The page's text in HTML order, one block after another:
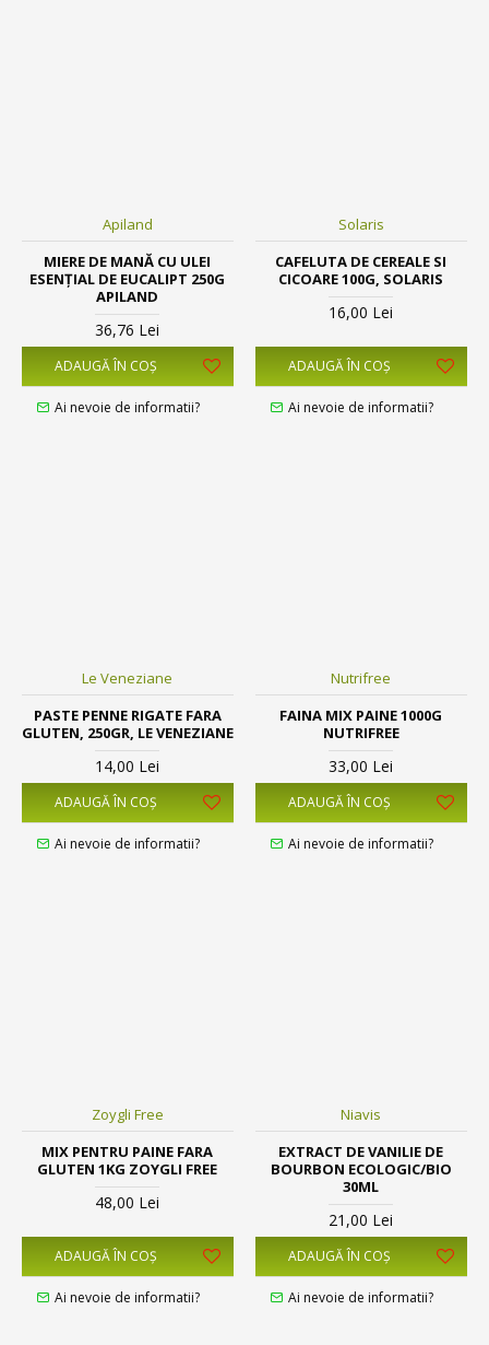
Apiland
MIERE DE MANĂ CU ULEI
ESENȚIAL DE EUCALIPT 250G
APILAND
36,76 Lei
ADAUGĂ ÎN COŞ
Ai nevoie de informatii?
Solaris
CAFELUTA DE CEREALE SI
CICOARE 100G, SOLARIS
16,00 Lei
ADAUGĂ ÎN COŞ
Ai nevoie de informatii?
Le Veneziane
PASTE PENNE RIGATE FARA
GLUTEN, 250GR, LE VENEZIANE
14,00 Lei
ADAUGĂ ÎN COŞ
Ai nevoie de informatii?
Nutrifree
FAINA MIX PAINE 1000G
NUTRIFREE
33,00 Lei
ADAUGĂ ÎN COŞ
Ai nevoie de informatii?
Zoygli Free
MIX PENTRU PAINE FARA
GLUTEN 1KG ZOYGLI FREE
48,00 Lei
ADAUGĂ ÎN COŞ
Ai nevoie de informatii?
Niavis
EXTRACT DE VANILIE DE
BOURBON ECOLOGIC/BIO
30ML
21,00 Lei
ADAUGĂ ÎN COŞ
Ai nevoie de informatii?